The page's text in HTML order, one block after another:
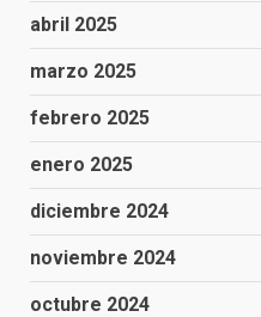
abril 2025
marzo 2025
febrero 2025
enero 2025
diciembre 2024
noviembre 2024
octubre 2024